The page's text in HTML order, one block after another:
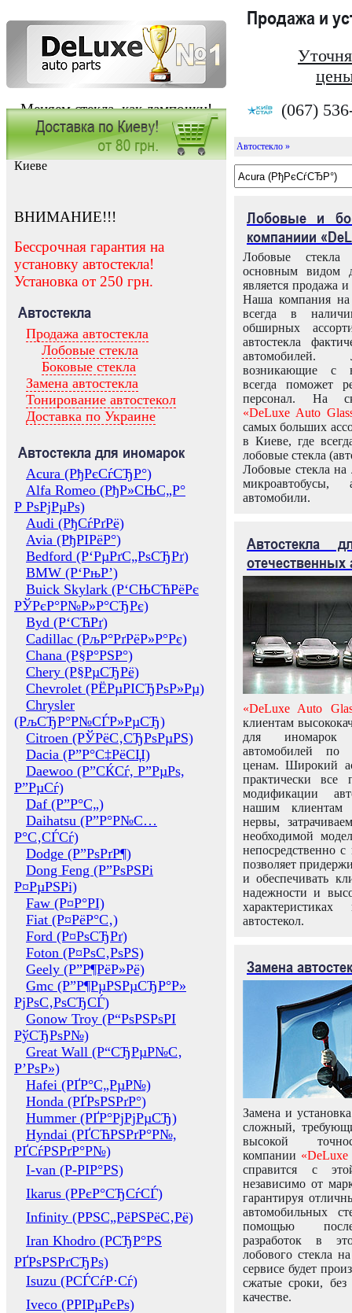
Меняем стекла, как лампочки!
Продажа и
(067)
Заказать установку автостекла в
Киеве
ВНИМАНИЕ!!!
Бессрочная гарантия на
установку автостекла!
Установка от 250 грн.
Автостекла
Продажа автостекла
Лобовые стекла
Боковые стекла
Замена автостекла
Тонирование автостекол
Доставка по Украине
Автостекла для иномарок
Acura (РђРєСѓСЂР°)
Alfa Romeo (РђР»СЊС„Р°
Р РѕРјРµРѕ)
Audi (РђСѓРґРё)
Avia (РђРІРёР°)
Bedford (Р‘РµРґС„РѕСЂРґ)
BMW (Р‘РњР’)
Buick Skylark (Р‘СЊСЋРёРє
РЎРєР°Р№Р»Р°СЂРє)
Byd (Р‘СЋРґ)
Cadillac (РљР°РґРёР»Р°Рє)
Chana (Р§Р°РЅР°)
Chery (Р§РµСЂРё)
Chevrolet (РЁРµРІСЂРѕР»Рµ)
Chrysler
(РљСЂР°Р№СЃР»РµСЂ)
Citroen (РЎРёС‚СЂРѕРµРЅ)
Dacia (Р”Р°С‡РёСЏ)
Daewoo (Р”СЌСѓ, Р”РµРѕ,
Р”РµСѓ)
Daf (Р”Р°С„)
Daihatsu (Р”Р°Р№С…
Р°С‚СЃСѓ)
Dodge (Р”РѕРґР¶)
Dong Feng (Р”РѕРЅРі
Р¤РµРЅРі)
Faw (Р¤Р°РІ)
Fiat (Р¤РёР°С‚)
Ford (Р¤РѕСЂРґ)
Foton (Р¤РѕС‚РѕРЅ)
Geely (Р”Р¶РёР»Рё)
Gmc (Р”Р¶РµРЅРµСЂР°Р»
РјРѕС‚РѕСЂСЃ)
Gonow Troy (Р“РѕРЅРѕРІ
РўСЂРѕР№)
Great Wall (Р“СЂРµР№С‚
Р’РѕР»)
Hafei (РҐР°С„РµР№)
Honda (РҐРѕРЅРґР°)
Hummer (РҐР°РјРјРµСЂ)
Hyndai (РҐСЋРЅРґР°Р№,
РҐСѓРЅРґР°Р№)
I-van (Р-РІР°РЅ)
Ikarus (РРєР°СЂСѓСЃ)
Infinity (РРЅС„РёРЅРёС‚Рё)
Iran Khodro (РСЂР°РЅ
РҐРѕРЅРґСЂРѕ)
Isuzu (РСЃСѓР·Сѓ)
Iveco (РРІРµРєРѕ)
Автостекло »
Лобовые и
компаниии
Лобовые
основным видом
является продажа и
Наша компания на
всегда в
обширных
автостекла
возникающие с
всегда поможет
персонал. На
«DeLuxe Auto
самых больших
в Киеве, где
лобовые стекла
Лобовые стекла на
микроавтобусы,
автомобили.
Автостекла
отечественных
«DeLuxe Auto
клиентам
для иномарок
автомобилей
ценам. Широкий
практически все
модификации
нашим клиентам
нервы,
необходимой
непосредственно
позволяет
и обеспечивать
надежности и
автостекол.
Замена
Замена и
сложный,
высокой
компании «DeLuxe
справится с
независимо от
гарантируя
автомобильных
помощью
разработок в
лобового стекла
сервисе будет
сжатые сроки,
качестве.